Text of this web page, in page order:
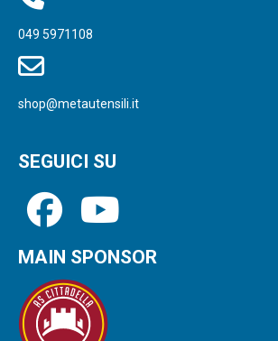
049 5971108
shop@metautensili.it
SEGUICI SU
MAIN SPONSOR